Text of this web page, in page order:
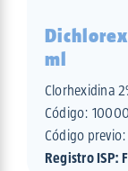
ml
Clorhexidina
Código:
Código
Registro ISP: